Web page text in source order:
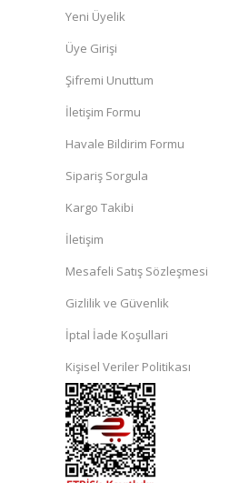
Yeni Üyelik
Üye Girişi
Şifremi Unuttum
İletişim Formu
Havale Bildirim Formu
Sipariş Sorgula
Kargo Takibi
İletişim
Mesafeli Satış Sözleşmesi
Gizlilik ve Güvenlik
İptal İade Koşullari
Kişisel Veriler Politikası